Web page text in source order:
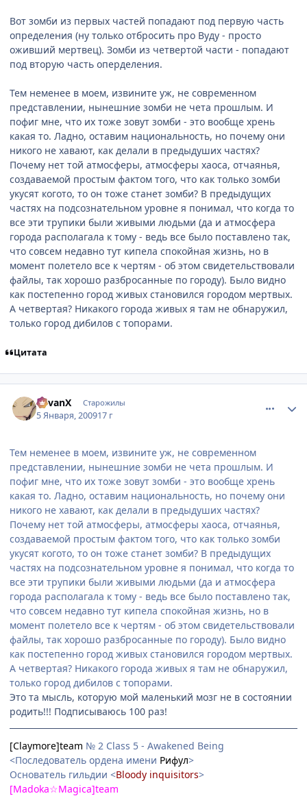
Вот зомби из первых частей попадают под первую часть
определения (ну только отбросить про Вуду - просто
оживший мертвец). Зомби из четвертой части - попадают
под вторую часть оперделения.
Тем неменее в моем, извините уж, не современном
представлении, нынешние зомби не чета прошлым. И
пофиг мне, что их тоже зовут зомби - это вообще хрень
какая то. Ладно, оставим национальность, но почему они
никого не хавают, как делали в предыдуших частях?
Почему нет той атмосферы, атмосферы хаоса, отчаянья,
создаваемой простым фактом того, что как только зомби
укусят когото, то он тоже станет зомби? В предыдущих
частях на подсознательном уровне я понимал, что когда то
все эти трупики были живыми людьми (да и атмосфера
города располагала к тому - ведь все было поставлено так,
что совсем недавно тут кипела спокойная жизнь, но в
момент полетело все к чертям - об этом свидетельствовали
файлы, так хорошо разбросанные по городу). Было видно
как постепенно город живых становился городом мертвых.
А четвертая? Никакого города живых я там не обнаружил,
только город дибилов с топорами.
Цитата
RevanX Старожилы
5 Января, 200917 г
Тем неменее в моем, извините уж, не современном
представлении, нынешние зомби не чета прошлым. И
пофиг мне, что их тоже зовут зомби - это вообще хрень
какая то. Ладно, оставим национальность, но почему они
никого не хавают, как делали в предыдуших частях?
Почему нет той атмосферы, атмосферы хаоса, отчаянья,
создаваемой простым фактом того, что как только зомби
укусят когото, то он тоже станет зомби? В предыдущих
частях на подсознательном уровне я понимал, что когда то
все эти трупики были живыми людьми (да и атмосфера
города располагала к тому - ведь все было поставлено так,
что совсем недавно тут кипела спокойная жизнь, но в
момент полетело все к чертям - об этом свидетельствовали
файлы, так хорошо разбросанные по городу). Было видно
как постепенно город живых становился городом мертвых.
А четвертая? Никакого города живых я там не обнаружил,
только город дибилов с топорами.
Это та мысль, которую мой маленький мозг не в состоянии
родить!!! Подписываюсь 100 раз!
[Claymore]team № 2 Class 5 - Awakened Being
<Последователь ордена имени Рифул>
Основатель гильдии <Bloody inquisitors>
[Madoka☆Magica]team